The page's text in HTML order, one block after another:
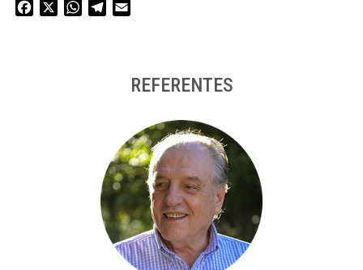
Facebook WhatsAppTelegram
REFERENTES